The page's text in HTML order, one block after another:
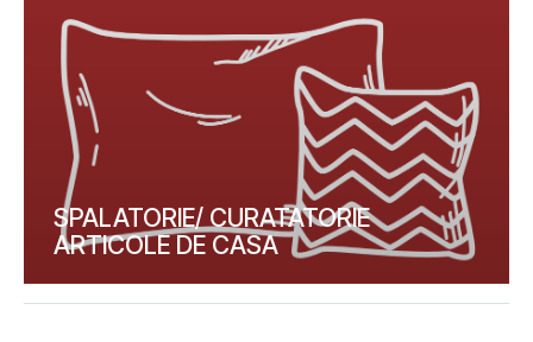
SPALATORIE/ CURATATORIE
ARTICOLE DE CASA